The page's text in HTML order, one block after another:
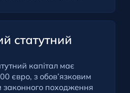
статутний
капітал має
євро, з обов’язковим
законного походження